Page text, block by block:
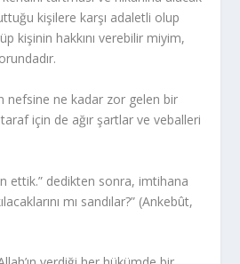
kişilere karşı adaletli olup
kişinin hakkını verebilir miyim,
nefsine ne kadar zor gelen bir
için de ağır şartlar ve veballeri
ettik.” dedikten sonra, imtihana
mı sandılar?” (Ankebût,